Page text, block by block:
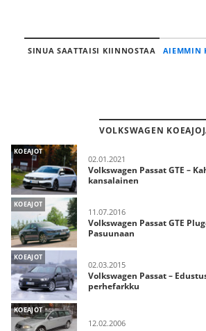
SINUA SAATTAISI KIINNOSTAA AIEMMIN
VOLKSWAGEN
KOEAJOT
02.01.2021
Volkswagen Passat GTE –
kansalainen
KOEAJOT
11.07.2016
Volkswagen Passat GTE
Pasuunaan
KOEAJOT
02.03.2015
Volkswagen Passat –
perhefarkku
KOEAJOT
12.02.2006